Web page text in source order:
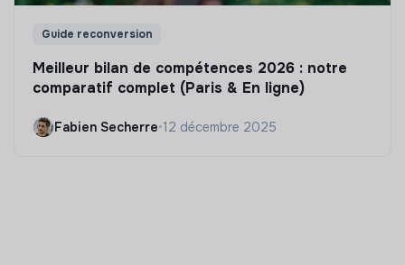
Guide reconversion
Meilleur bilan de compétences 2026 : notre
comparatif complet (Paris & En ligne)
Fabien Secherre•12 décembre 2025